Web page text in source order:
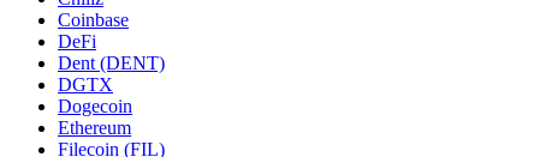
Coinbase
DeFi
Dent (DENT)
DGTX
Dogecoin
Ethereum
Filecoin (FIL)